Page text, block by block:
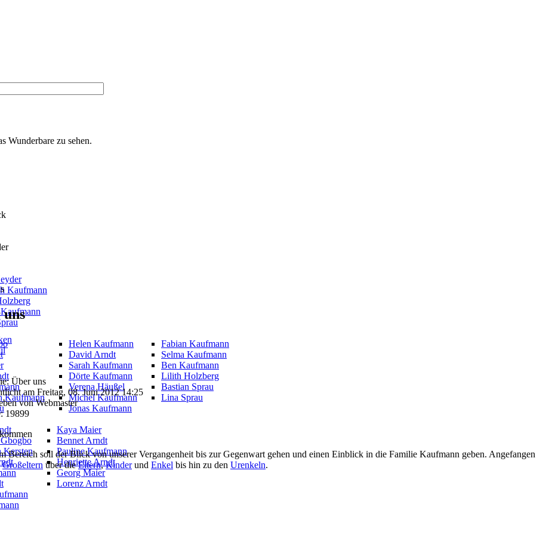
Wunderbare zu sehen.
Kaufmann
Kaufmann
Helen Kaufmann
David Arndt
Sarah Kaufmann
Dörte Kaufmann
Verena Häußel
Michel Kaufmann
Jonas Kaufmann
Fabian Kaufmann
Selma Kaufmann
Ben Kaufmann
Lilith Holzberg
Bastian Sprau
Lina Sprau
Kersten
Kaya Maier
Bennet Arndt
Pauline Kaufmann
Henriette Arndt
Georg Maier
Lorenz Arndt
Über uns
am Freitag, 08. Juni 2012 14:25
von Webmaster
19899
Bereich soll der Blick von unserer Vergangenheit bis zur Gegenwart gehen und einen Einblick in die Familie Kaufmann geben. Angefangen
Großeltern über dieEltern,Kinderund Enkel bis hin zu den Urenkeln.